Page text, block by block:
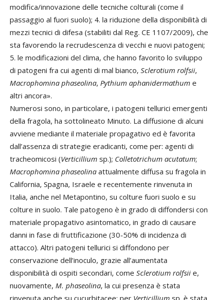
modifica/innovazione delle tecniche colturali (come il
passaggio al fuori suolo); 4. la riduzione della disponibilità di
mezzi tecnici di difesa (stabiliti dal Reg. CE 1107/2009), che
sta favorendo la recrudescenza di vecchi e nuovi patogeni;
5. le modificazioni del clima, che hanno favorito lo sviluppo
di patogeni fra cui agenti di mal bianco, Sclerotium rolfsii,
Macrophomina phaseolina, Pythium aphanidermathum e
altri ancora».
Numerosi sono, in particolare, i patogeni tellurici emergenti
della fragola, ha sottolineato Minuto. La diffusione di alcuni
avviene mediante il materiale propagativo ed è favorita
dall’assenza di strategie eradicanti, come per: agenti di
tracheomicosi (Verticillium sp.); Colletotrichum acutatum;
Macrophomina phaseolina attualmente diffusa su fragola in
California, Spagna, Israele e recentemente rinvenuta in
Italia, anche nel Metapontino, su colture fuori suolo e su
colture in suolo. Tale patogeno è in grado di diffondersi con
materiale propagativo asintomatico, in grado di causare
danni in fase di fruttificazione (30-50% di incidenza di
attacco). Altri patogeni tellurici si diffondono per
conservazione dell’inoculo, grazie all’aumentata
disponibilità di ospiti secondari, come Sclerotium rolfsii e,
nuovamente, M. phaseolina, la cui presenza è stata